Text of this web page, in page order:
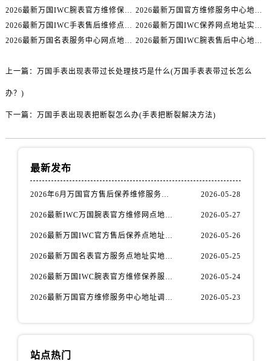
江西省吉安市吉州区井冈山大道万国售后服务中心（需提前预约）
江西省景德镇市珠山区珠山中路万国售后服务中心（需提前预约）
江西省九江市浔阳区浔阳路万国售后服务中心（需提前预约）
江西省萍乡市安源区萍安北大道与康庄路交叉口万国售后服务中心（需提前预约）
江西省鹰潭市月湖区胜利东路万国售后服务中心（需提前预约）
山东省济南市历下区经十路11111号华润中心写字楼（万象城）15层1508室万国售后服务中心（需提前预约）
山东省威海市环翠区新威海路89号振华商厦一楼名表维修万国售后服务中心（需提前预约）
2026最新万国IWC腕表官方维修保养服务中心地址调研报告
2026最新万国官方维修服务中心地址调研报告
2026最新万国IWC手表售后维修点地址考察报告
2026最新万国IWC保养网点地址实地探访报告
2026最新万国名表服务中心网点地址考察报告
2026最新万国IWC腕表售后中心地址调研报告
上一篇： 万国手表出现表带过长处理技巧是什么(万国手表表带过长怎么
办？)
下一篇： 万国手表出现表把断裂怎么办(手表把断裂解决方法)
最新发布
2026年6月万国官方售后保养维修服务点迁址与新增网点 2026-05-28
2026最新IWC万国腕表官方维修网点地址考察报告 2026-05-27
2026最新万国IWC官方售后保养点地址调研报告 2026-05-26
2026最新万国名表官方服务点地址实地探访报告 2026-05-25
2026最新万国IWC腕表官方维修保养服务中心地址调研报告 2026-05-24
2026最新万国官方维修服务中心地址调研报告 2026-05-23
站点热门